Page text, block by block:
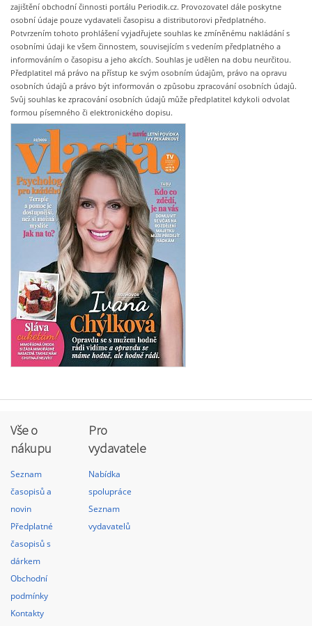
zajištění obchodní činnosti portálu Periodik.cz. Provozovatel dále poskytne
osobní údaje pouze vydavateli časopisu a distributorovi předplatného.
Potvrzením tohoto prohlášení vyjadřujete souhlas ke zmíněnému nakládání s
osobními údaji ke všem činnostem, souvisejícím s vedením předplatného a
informováním o časopisu a jeho akcích. Souhlas je udělen na dobu neurčitou.
Předplatitel má právo na přístup ke svým osobním údajům, právo na opravu
osobních údajů a právo být informován o způsobu zpracování osobních údajů.
Svůj souhlas ke zpracování osobních údajů může předplatitel kdykoli odvolat
formou písemného či elektronického dopisu.
Vše o
nákupu
Seznam
časopisů a
novin
Předplatné
časopisů s
dárkem
Obchodní
podmínky
Kontakty
Pro
vydavatele
Nabídka
spolupráce
Seznam
vydavatelů